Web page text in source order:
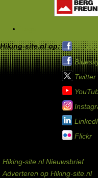
Hiking-site.nl op:
Twitter
Flickr
Hiking-site.nl Nieuwsbrief
Adverteren op Hiking-site.nl